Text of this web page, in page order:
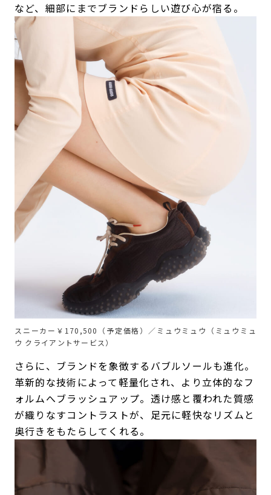
など、細部にまでブランドらしい遊び心が宿る。
スニーカー￥170,500（予定価格）／ミュウミュウ（ミュウミュ
ウ クライアントサービス）
さらに、ブランドを象徴するバブルソールも進化。
革新的な技術によって軽量化され、より立体的なフ
ォルムへブラッシュアップ。透け感と覆われた質感
が織りなすコントラストが、足元に軽快なリズムと
奥行きをもたらしてくれる。